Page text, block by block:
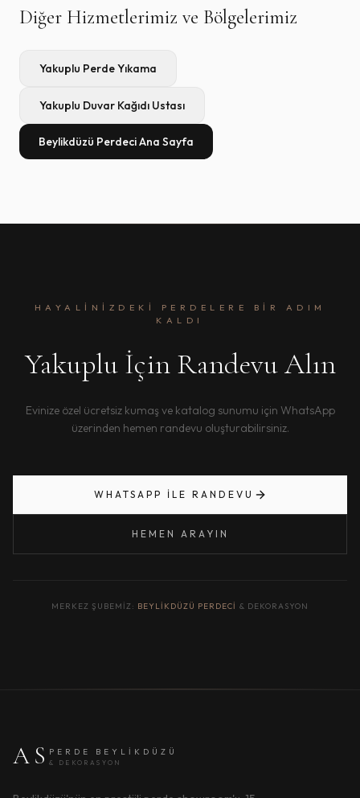
Diğer Hizmetlerimiz ve Bölgelerimiz
Yakuplu Perde Yıkama
Yakuplu Duvar Kağıdı Ustası
Beylikdüzü Perdeci Ana Sayfa
HAYALINIZDEKI PERDELERE BIR ADIM
KALDI
Yakuplu İçin Randevu Alın
Evinize özel ücretsiz kumaş ve katalog sunumu için WhatsApp
üzerinden hemen randevu oluşturabilirsiniz.
WHATSAPP ILE RANDEVU
HEMEN ARAYIN
MERKEZ ŞUBEMIZ: BEYLIKDÜZÜ PERDECI & DEKORASYON
AS PERDE BEYLIKDÜZÜ
& DEKORASYON